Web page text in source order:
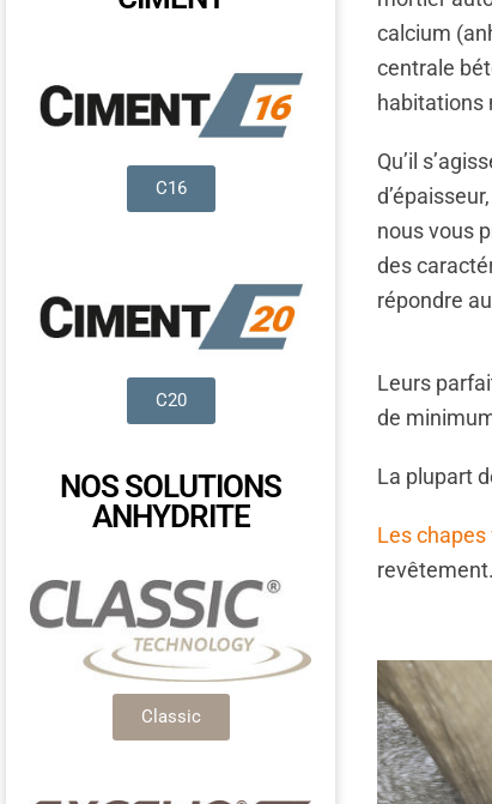
C16
C20
NOS SOLUTIONS
ANHYDRITE
Classic
calcium
centrale
habitations
Qu’il
nous vous
des
répondre
Leurs
de
La plupart
Les
revêtement.